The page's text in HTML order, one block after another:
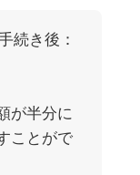
続き後：
が半分に
ことがで